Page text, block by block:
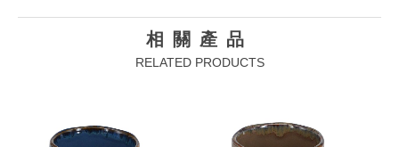
相關產品
RELATED PRODUCTS